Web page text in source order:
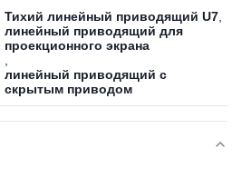
Тихий линейный приводящий U7
линейный приводящий для
проекционного экрана
линейный приводящий с
скрытым приводом